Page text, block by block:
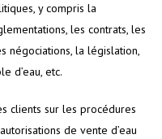
y compris la
les contrats, les
négociations, la législation,
d’eau, etc.
clients sur les procédures
de vente d’eau